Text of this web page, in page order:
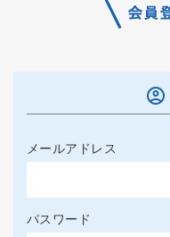
メールアドレス
パスワード